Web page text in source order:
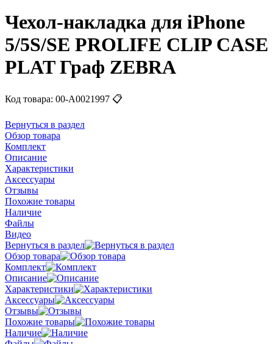
Чехол-накладка для iPhone
5/5S/SE PROLIFE CLIP CASE
PLAT Граф ZEBRA
Код товара: 00-А0021997 📋
Вернуться в раздел
Обзор товара
Комплект
Описание
Характеристики
Аксессуары
Отзывы
Похожие товары
Наличие
Файлы
Видео
Вернуться в раздел
Обзор товара
Комплект
Описание
Характеристики
Аксессуары
Отзывы
Похожие товары
Наличие